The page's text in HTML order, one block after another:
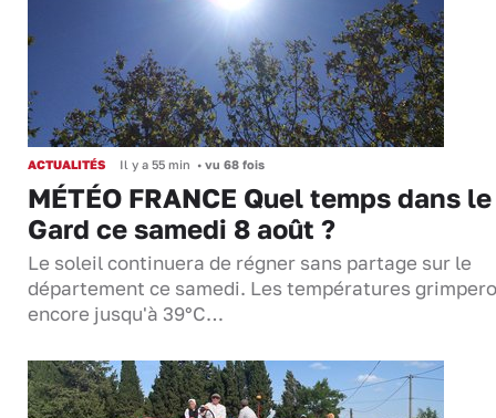
ACTUALITÉS Il y a 55 min • vu 68 fois
MÉTÉO FRANCE Quel temps dans le
Gard ce samedi 8 août ?
Le soleil continuera de régner sans partage sur le
département ce samedi. Les températures
encore jusqu'à 39°C…